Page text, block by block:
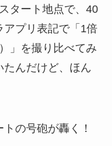
タート地点で、40
アプリ表記で「1倍
」を撮り比べてみ
たんだけど、ほん
の号砲が轟く！